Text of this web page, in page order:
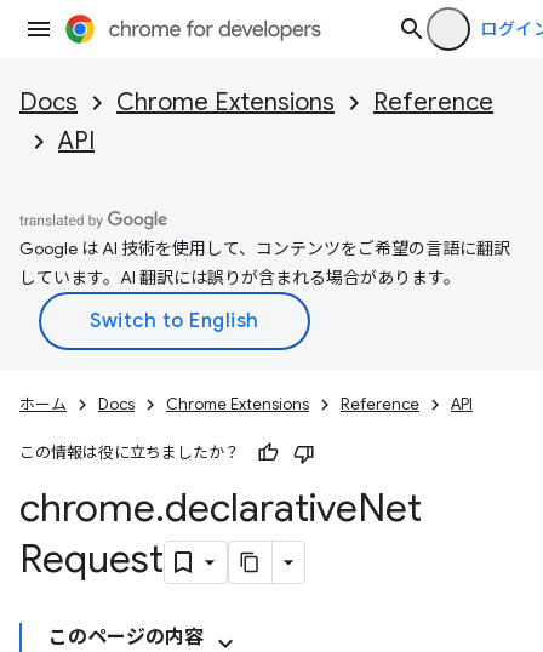
ログイ
Docs Chrome Extensions
Reference
API
Google は AI 技術を使用して、コンテンツをご希望の言語に翻訳
しています。AI 翻訳には誤りが含まれる場合があります。
ホーム Docs Chrome Extensions Reference API
この情報は役に立ちましたか？
chrome.declarativeNet
Request
このページの内容